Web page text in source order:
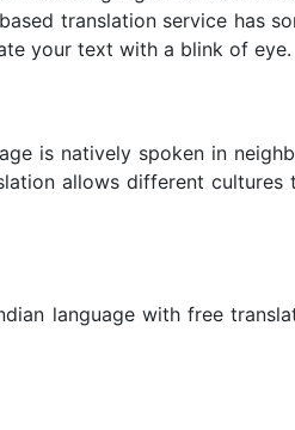
translation service has
your text with a blink of eye.
is natively spoken in
allows different
language with free